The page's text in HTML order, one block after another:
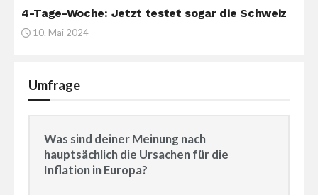
4-Tage-Woche: Jetzt testet sogar die Schweiz
10. Mai 2024
Umfrage
Was sind deiner Meinung nach
hauptsächlich die Ursachen für die
Inflation in Europa?